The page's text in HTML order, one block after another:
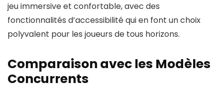
jeu immersive et confortable, avec des
fonctionnalités d’accessibilité qui en font un choix
polyvalent pour les joueurs de tous horizons.
Comparaison avec les Modèles
Concurrents